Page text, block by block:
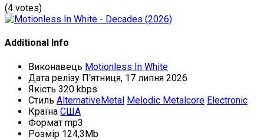
(4 votes)
Additional Info
Виконавець Motionless In White
Дата релізу П'ятниця, 17 липня 2026
Якість 320 kbps
Стиль AlternativeMetal Melodic Metalcore Electronic
Країна США
Формат mp3
Розмір 124,3Mb